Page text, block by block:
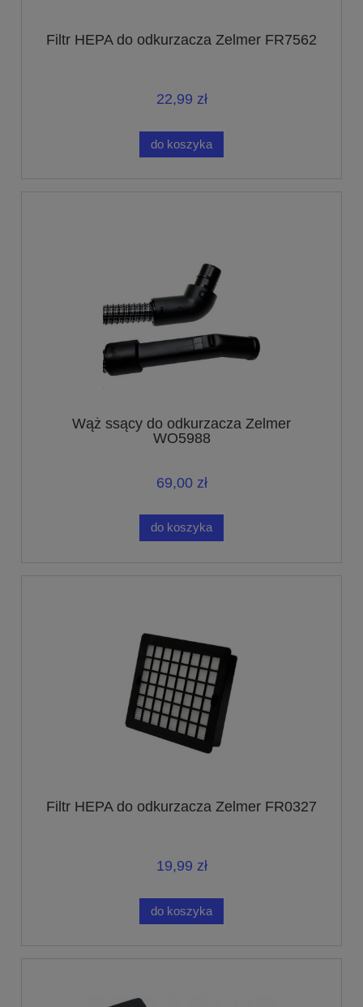
Filtr HEPA do odkurzacza Zelmer FR7562
22,99 zł
do koszyka
Wąż ssący do odkurzacza Zelmer
WO5988
69,00 zł
do koszyka
Filtr HEPA do odkurzacza Zelmer FR0327
19,99 zł
do koszyka